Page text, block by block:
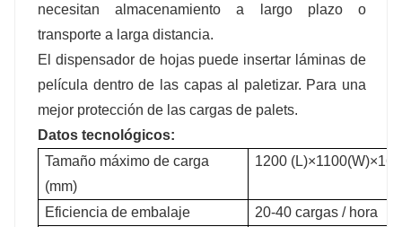
necesitan almacenamiento a largo plazo o
transporte a larga distancia.
El dispensador de hojas puede insertar láminas de
película dentro de las capas al paletizar. Para una
mejor protección de las cargas de palets.
Datos tecnológicos:
Tamaño máximo de carga
(mm)
1200
Eficiencia de embalaje
20-40 cargas / hora